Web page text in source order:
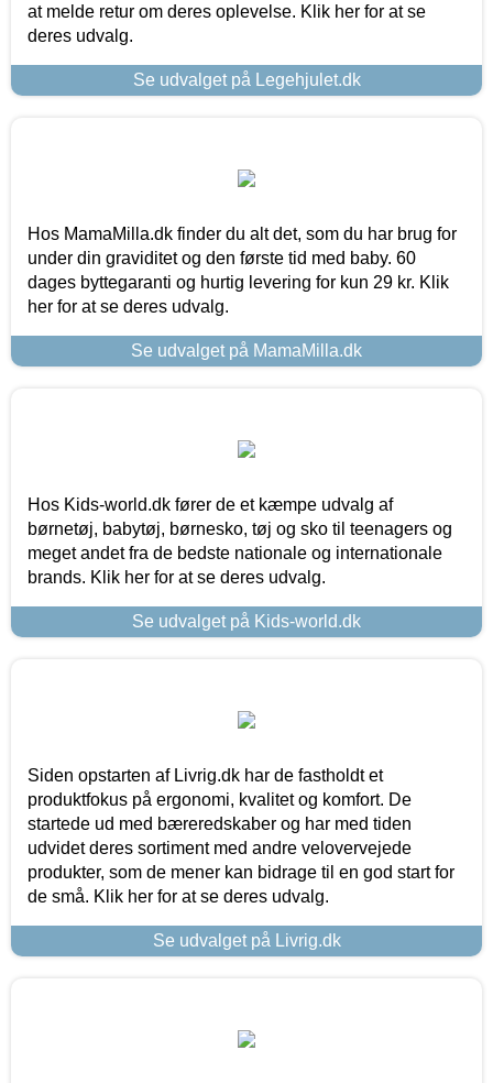
at melde retur om deres oplevelse. Klik her for at se
deres udvalg.
Se udvalget på Legehjulet.dk
Hos MamaMilla.dk finder du alt det, som du har brug for
under din graviditet og den første tid med baby. 60
dages byttegaranti og hurtig levering for kun 29 kr. Klik
her for at se deres udvalg.
Se udvalget på MamaMilla.dk
Hos Kids-world.dk fører de et kæmpe udvalg af
børnetøj, babytøj, børnesko, tøj og sko til teenagers og
meget andet fra de bedste nationale og internationale
brands. Klik her for at se deres udvalg.
Se udvalget på Kids-world.dk
Siden opstarten af Livrig.dk har de fastholdt et
produktfokus på ergonomi, kvalitet og komfort. De
startede ud med bæreredskaber og har med tiden
udvidet deres sortiment med andre velovervejede
produkter, som de mener kan bidrage til en god start for
de små. Klik her for at se deres udvalg.
Se udvalget på Livrig.dk